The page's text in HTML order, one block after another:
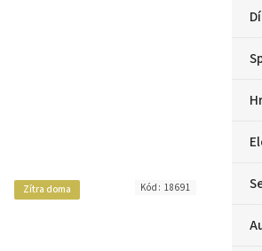
Zítra doma Kód: 18691